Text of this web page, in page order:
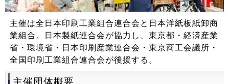
主催は全日本印刷工業組合連合会と日本洋紙板紙卸商
業組合。日本製紙連合会が協力し、東京都・経済産業
省・環境省・日本印刷産業連合会・東京商工会議所・
全国印刷工業組合連合会が後援する。
主催団体概要